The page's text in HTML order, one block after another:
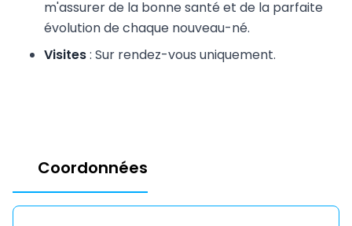
m'assurer de la bonne santé et de la parfaite
évolution de chaque nouveau-né.
Visites: Sur rendez-vous uniquement.
Coordonnées